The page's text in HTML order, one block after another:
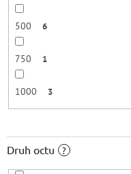
500 6
750 1
1000 3
Druh octu ?